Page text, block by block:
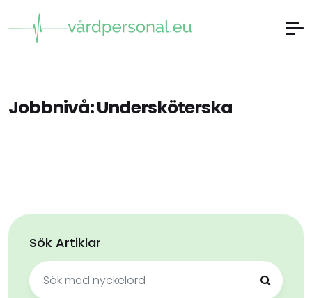
Jobbnivå:Undersköterska
Sök Artiklar
Sök
efter: